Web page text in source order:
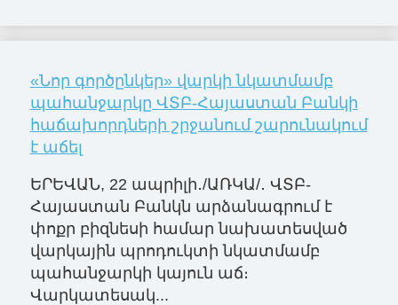
«Նոր գործընկեր» վարկի նկատմամբ
պահանջարկը ՎՏԲ-Հայաստան Բանկի
հաճախորդների շրջանում շարունակում
է աճել
ԵՐԵՎԱՆ, 22 ապրիլի․/ԱՌԿԱ/․ ՎՏԲ-
Հայաստան Բանկն արձանագրում է
փոքր բիզնեսի համար նախատեսված
վարկային պրոդուկտի նկատմամբ
պահանջարկի կայուն աճ։
Վարկատեսակ...